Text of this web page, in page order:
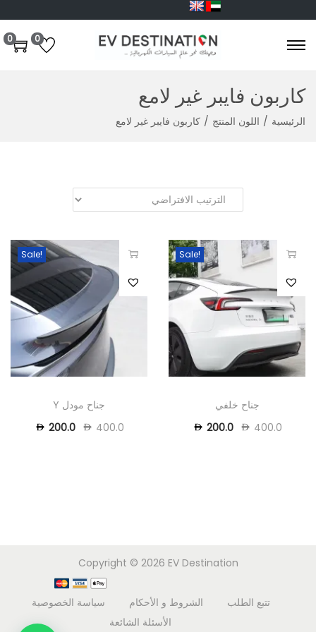
0
0
كاربون فايبر غير لامع
الرئيسية / اللون المنتج / كاربون فايبر غير لامع
Sale!
جناح خلفي
400.0
200.0
Sale!
جناح مودل Y
400.0
200.0
Copyright © 2026 EV Destination
تتبع الطلب الشروط و الأحكام
سياسة الخصوصية
الأسئلة الشائعة